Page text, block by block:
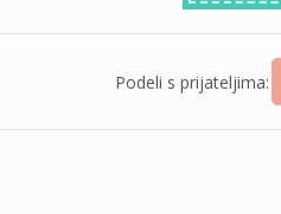
Podeli s prijateljima: